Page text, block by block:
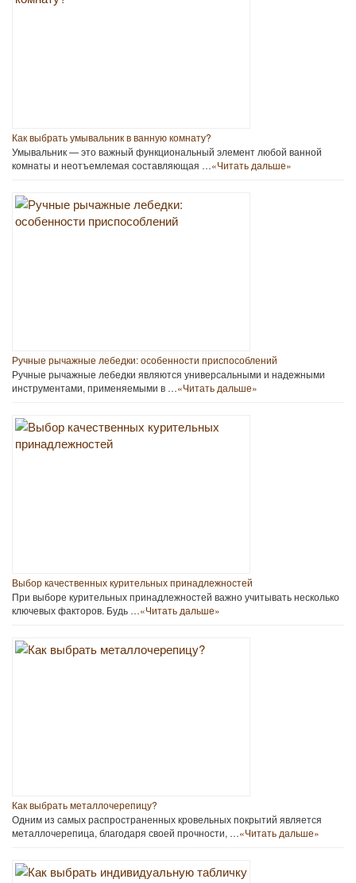
Как выбрать умывальник в ванную комнату?
Умывальник — это важный функциональный элемент любой ванной
комнаты и неотъемлемая составляющая …«Читать дальше»
Ручные рычажные лебедки: особенности приспособлений
Ручные рычажные лебедки являются универсальными и надежными
инструментами, применяемыми в …«Читать дальше»
Выбор качественных курительных принадлежностей
При выборе курительных принадлежностей важно учитывать несколько
ключевых факторов. Будь …«Читать дальше»
Как выбрать металлочерепицу?
Одним из самых распространенных кровельных покрытий является
металлочерепица, благодаря своей прочности, …«Читать дальше»